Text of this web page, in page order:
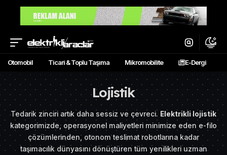
Otomobil Ticari & Toplu Taşıma Mikromobilite E-Dergi
Lojistik
Tedarik zinciri artık daha sessiz ve çevreci. Elektrikli lojistik
kategorimizde, operasyonel maliyetleri minimize eden e-filo
çözümlerinden, otonom teslimat robotlarına kadar
taşımacılık dünyasını dönüştüren tüm yenilikleri uzman